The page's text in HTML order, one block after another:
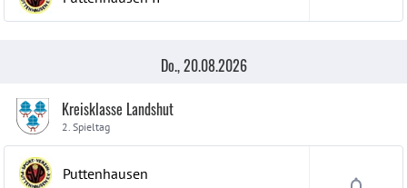
Do., 20.08.2026
Kreisklasse Landshut
2. Spieltag
Puttenhausen